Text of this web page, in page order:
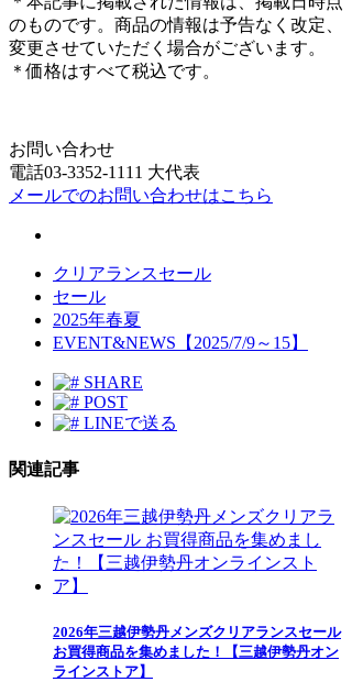
のものです。商品の情報は予告なく改定、
変更させていただく場合がございます。
＊価格はすべて税込です。
お問い合わせ
電話03-3352-1111 大代表
メールでのお問い合わせはこちら
クリアランスセール
セール
2025年春夏
EVENT&NEWS【2025/7/9～15】
SHARE
POST
LINEで送る
関連記事
2026年三越伊勢丹メンズクリアランスセール
お買得商品を集めました！【三越伊勢丹オン
ラインストア】